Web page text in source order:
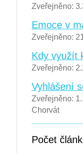
Zveřejněno:
Emoce v
Zveřejněno:
Kdy využít
Zveřejněno:
Vyhlášení
Zveřejněno:
Chorvát
Počet